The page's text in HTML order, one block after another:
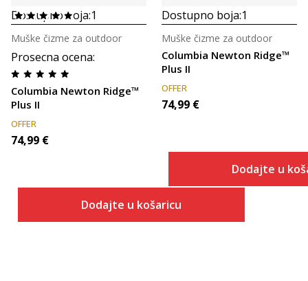
Dostupno boja:1
Prosecna ocena:
Columbia Newton Ridge™
Plus II
Muške čizme za outdoor
OFFER
74,99 €
Dodajte u košaricu
Dostupno boja:1
Columbia Newton Ridge™
Plus II
Muške čizme za outdoor
OFFER
74,99 €
Dodajte u